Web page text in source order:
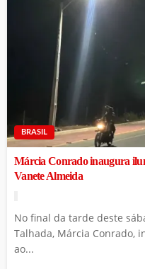
BRASIL
Márcia Conrado inaugura
Vanete Almeida
No final da tarde deste
Talhada, Márcia Conrado,
ao...